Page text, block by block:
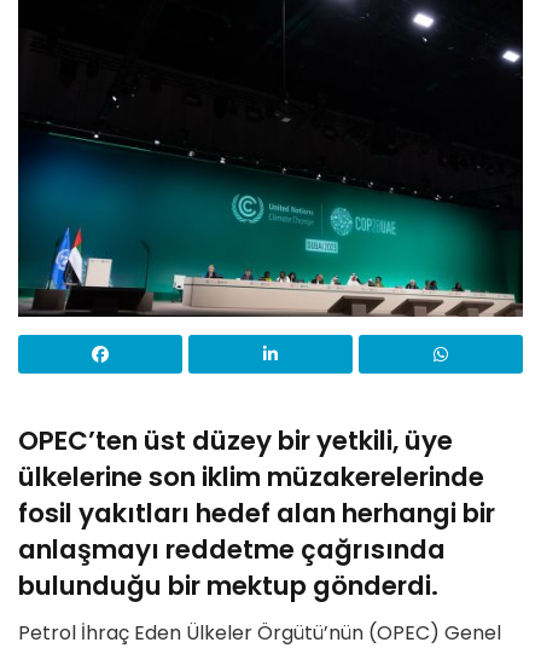
OPEC’ten üst düzey bir yetkili, üye
ülkelerine son iklim müzakerelerinde
fosil yakıtları hedef alan herhangi bir
anlaşmayı reddetme çağrısında
bulunduğu bir mektup gönderdi.
Petrol İhraç Eden Ülkeler Örgütü’nün (OPEC) Genel